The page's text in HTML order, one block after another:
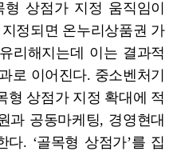
상점가 지정 움직임이
정되면 온누리상품권 가
리해지는데 이는 결과적
로 이어진다. 중소벤처기
형 상점가 지정 확대에 적
과 공동마케팅, 경영현대
. ‘골목형 상점가’를 집